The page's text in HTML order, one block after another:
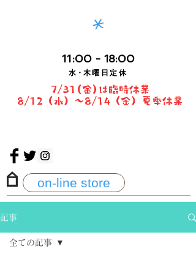
*
11 :00 - 18:00
水・ 木曜日定休
7/31(金)は臨時休業
8/12（水）〜8/14（金）夏季休業
on-line store
記事
全ての記事